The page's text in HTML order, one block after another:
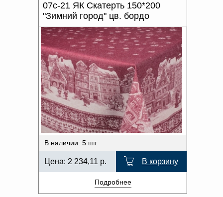
07с-21 ЯК Скатерть 150*200
"Зимний город" цв. бордо
В наличии: 5 шт.
Цена: 2 234,11 р. В корзину
Подробнее